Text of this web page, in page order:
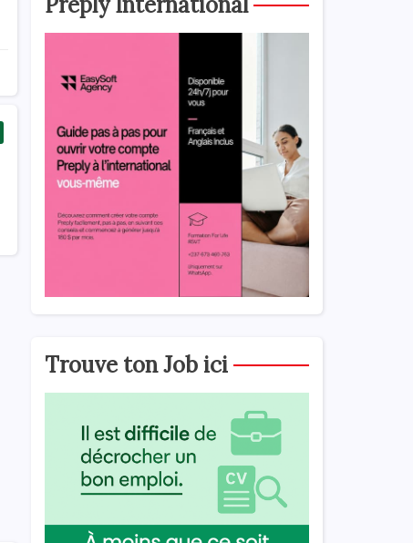
Trouve ton Job ici